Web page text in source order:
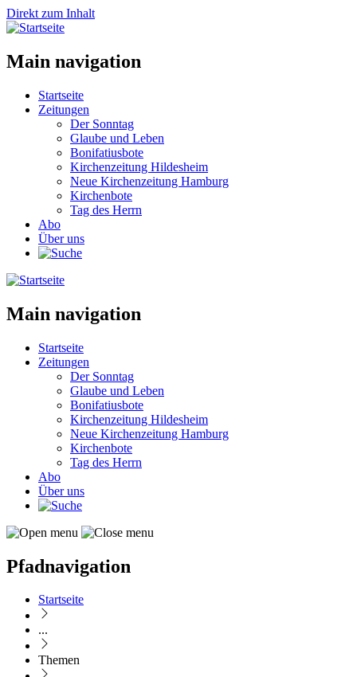
Direkt zum Inhalt
Main navigation
Startseite
Zeitungen
Der Sonntag
Glaube und Leben
Bonifatiusbote
Kirchenzeitung Hildesheim
Neue Kirchenzeitung Hamburg
Kirchenbote
Tag des Herrn
Abo
Über uns
Main navigation
Startseite
Zeitungen
Der Sonntag
Glaube und Leben
Bonifatiusbote
Kirchenzeitung Hildesheim
Neue Kirchenzeitung Hamburg
Kirchenbote
Tag des Herrn
Abo
Über uns
Pfadnavigation
Startseite
...
Themen